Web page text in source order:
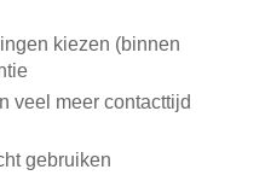
kiezen (binnen
veel meer contacttijd
gebruiken